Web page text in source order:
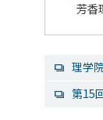
芳香
理学
第15